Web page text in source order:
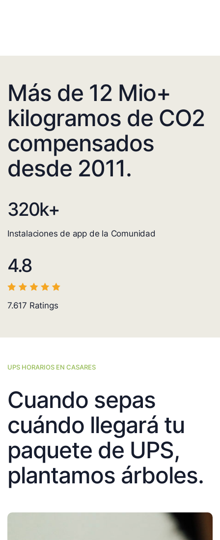
Más de 12 Mio+
kilogramos de CO2
compensados
desde 2011.
320k+
Instalaciones de app de la Comunidad
4.8
7.617 Ratings
UPS HORARIOS EN CASARES
Cuando sepas
cuándo llegará tu
paquete de UPS,
plantamos árboles.